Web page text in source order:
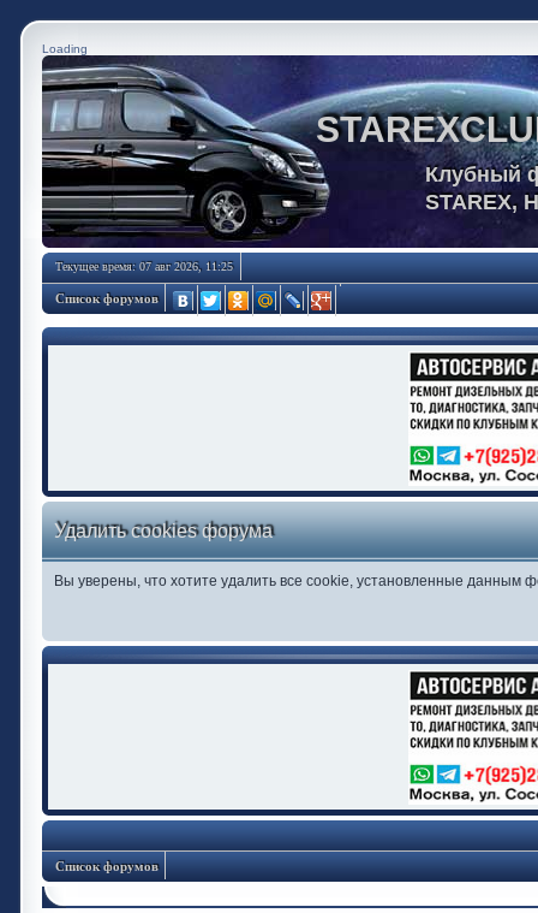
Loading
Клубный
STAREX,
Текущее время: 07 авг 2026, 11:25
Список форумов
Удалить cookies форума
Вы уверены, что хотите удалить все cookie, установленные данным
Список форумов